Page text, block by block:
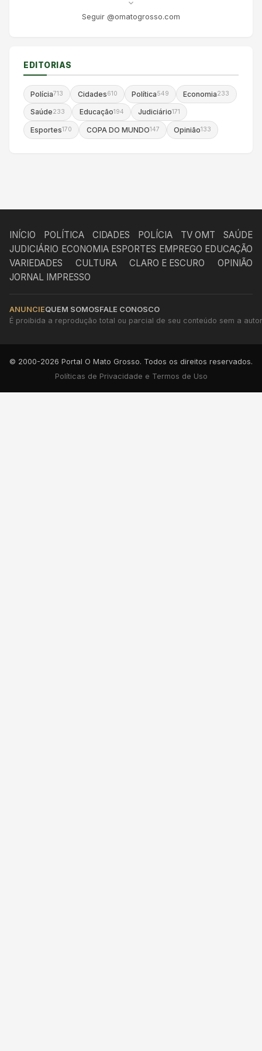
Seguir @omatogrosso.com
EDITORIAS
Polícia713 Cidades610 Política549 Economia233
Saúde233 Educação194 Judiciário171
Esportes170 COPA DO MUNDO147 Opinião133
INÍCIO POLÍTICA CIDADES POLÍCIA TV OMT
SAÚDE
JUDICIÁRIO ECONOMIA ESPORTES EMPREGO EDUCAÇÃO
VARIEDADES
CULTURA CLARO E ESCURO
OPINIÃO
JORNAL IMPRESSO
ANUNCIEQUEM SOMOSFALE CONOSCO
É proibida a reprodução total ou parcial de seu conteúdo sem a
© 2000-2026 Portal O Mato Grosso. Todos os direitos reservados.
Políticas de Privacidade e Termos de Uso